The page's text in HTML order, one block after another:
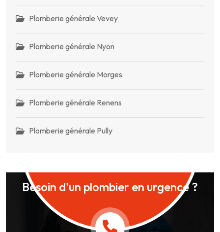
Plomberie générale Vevey
Plomberie générale Nyon
Plomberie générale Morges
Plomberie générale Renens
Plomberie générale Pully
Besoin d'un plombier en urgence ?